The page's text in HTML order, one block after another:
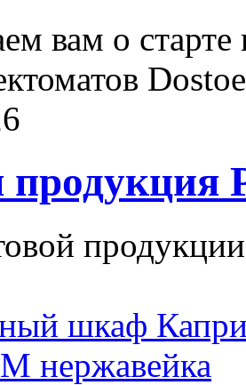
вам о старте
продукция
шкаф
нержавейка